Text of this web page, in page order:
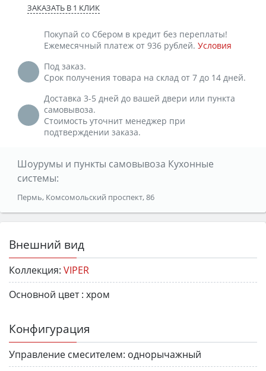
ЗАКАЗАТЬ В 1 КЛИК
Покупай со Сбером в кредит без переплаты!
Ежемесячный платеж от 936 рублей. Условия
Под заказ.
Срок получения товара на склад от 7 до 14 дней.
Доставка 3-5 дней до вашей двери или пункта
самовывоза.
Стоимость уточнит менеджер при
подтверждении заказа.
Шоурумы и пункты самовывоза Кухонные
системы:
Пермь, Комсомольский проспект, 86
Внешний вид
Коллекция: VIPER
Основной цвет : хром
Конфигурация
Управление смесителем: однорычажный